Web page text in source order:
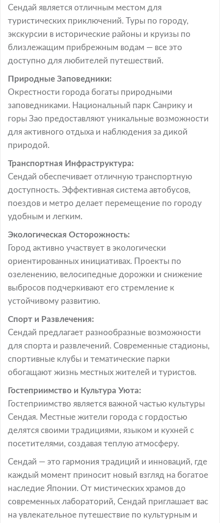
Сендай является отличным местом для
туристических приключений. Туры по городу,
экскурсии в исторические районы и круизы по
близлежащим прибрежным водам — все это
доступно для любителей путешествий.
Природные Заповедники:
Окрестности города богаты природными
заповедниками. Национальный парк Санрику и
горы Зао предоставляют уникальные возможности
для активного отдыха и наблюдения за дикой
природой.
Транспортная Инфраструктура:
Сендай обеспечивает отличную транспортную
доступность. Эффективная система автобусов,
поездов и метро делает перемещение по городу
удобным и легким.
Экологическая Осторожность:
Город активно участвует в экологически
ориентированных инициативах. Проекты по
озеленению, велосипедные дорожки и снижение
выбросов подчеркивают его стремление к
устойчивому развитию.
Спорт и Развлечения:
Сендай предлагает разнообразные возможности
для спорта и развлечений. Современные стадионы,
спортивные клубы и тематические парки
обогащают жизнь местных жителей и туристов.
Гостеприимство и Культура Уюта:
Гостеприимство является важной частью культуры
Сендая. Местные жители города с гордостью
делятся своими традициями, языком и кухней с
посетителями, создавая теплую атмосферу.
Сендай — это гармония традиций и инноваций, где
каждый момент приносит новый взгляд на богатое
наследие Японии. От мистических храмов до
современных лабораторий, Сендай приглашает вас
на увлекательное путешествие по культурным и